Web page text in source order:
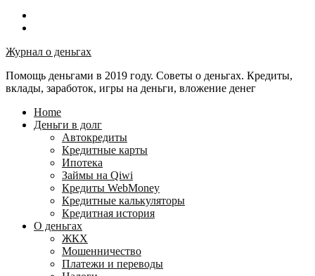
банка
24
для
лиц
взять
WebMoney?
Журнал о деньгах
Помощь деньгами в 2019 году. Советы о деньгах. Кредиты,
вклады, заработок, игры на деньги, вложение денег
Home
Деньги в долг
Автокредиты
Кредитные карты
Ипотека
Займы на Qiwi
Кредиты WebMoney
Кредитные калькуляторы
Кредитная история
О деньгах
ЖКХ
Мошенничество
Платежи и переводы